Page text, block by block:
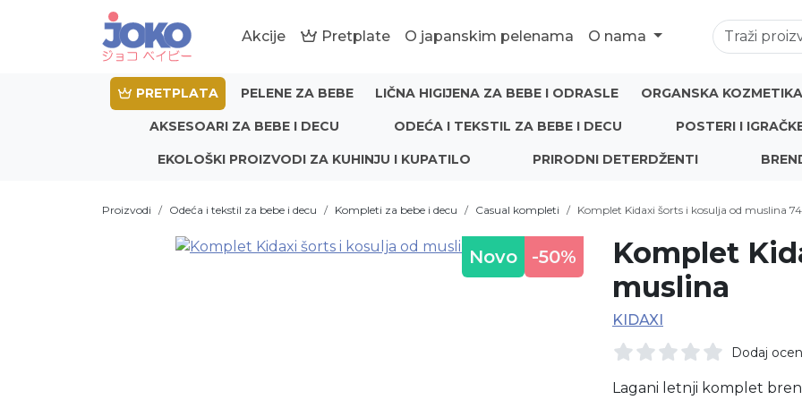
Akcije Pretplate O japanskim pelenama O nama
PRETPLATA PELENE ZA BEBE LIČNA HIGIJENA ZA BEBE I ODRASLE ORGANSKA
AKSESOARI ZA BEBE I DECU ODEĆA I TEKSTIL ZA BEBE I DECU POSTERI I
EKOLOŠKI PROIZVODI ZA KUHINJU I KUPATILO PRIRODNI DETERDŽENTI
Proizvodi Odeća i tekstil za bebe i decu Kompleti za bebe i decu Casual kompleti Komplet Kidaxi šorts i kosulja od muslina
Novo -50%
Komplet
muslina
KIDAXI
Dodaj
Lagani letnji komplet